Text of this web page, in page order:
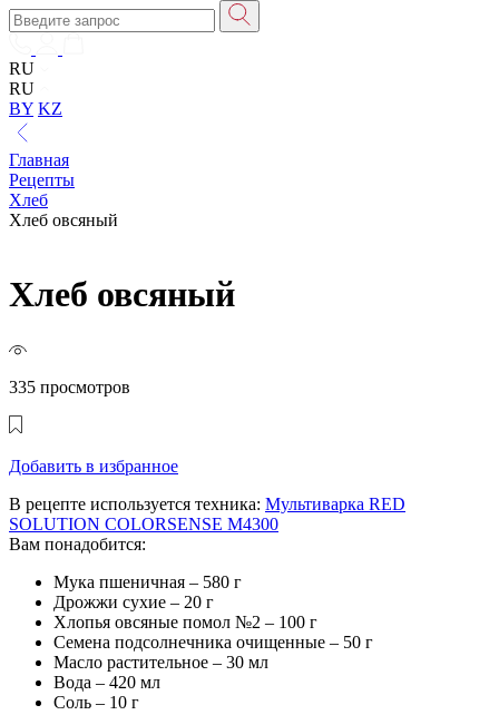
RU
RU
BY KZ
Главная
Рецепты
Хлеб
Хлеб овсяный
Хлеб овсяный
335 просмотров
Добавить в избранное
В рецепте используется техника: Мультиварка RED
SOLUTION COLORSENSE M4300
Вам понадобится:
Мука пшеничная – 580 г
Дрожжи сухие – 20 г
Хлопья овсяные помол №2 – 100 г
Семена подсолнечника очищенные – 50 г
Масло растительное – 30 мл
Вода – 420 мл
Соль – 10 г